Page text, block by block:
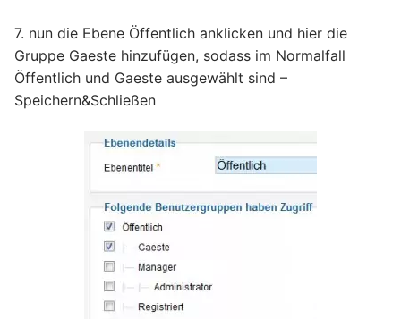
7. nun die Ebene Öffentlich anklicken und hier die
Gruppe Gaeste hinzufügen, sodass im Normalfall
Öffentlich und Gaeste ausgewählt sind –
Speichern&Schließen